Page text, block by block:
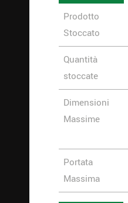
Prodotto
Stoccato
Quantità
stoccate
Dimensioni
Massime
Portata
Massima